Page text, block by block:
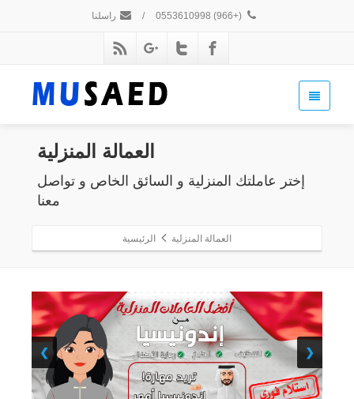
(+966) 0553610998
/ راسلنا
العمالة المنزلية
إختر عاملتك المنزلية و السائق الخاص و تواصل
معنا
العمالة المنزلية الرئيسية
❯ ❮